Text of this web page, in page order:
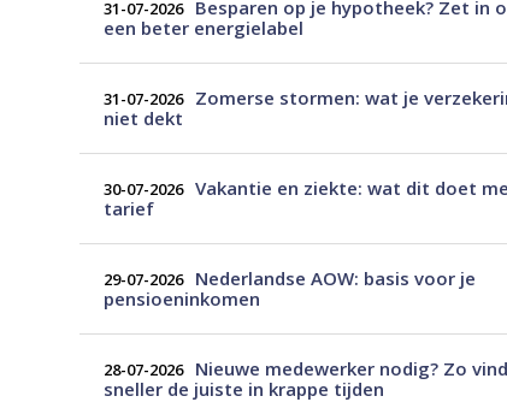
31-07-2026
Besparen op je hypotheek? Zet in
een beter energielabel
31-07-2026
Zomerse stormen: wat je
niet dekt
30-07-2026 Vakantie en ziekte: wat dit doet
tarief
29-07-2026
Nederlandse AOW: basis voor je
pensioeninkomen
28-07-2026
Nieuwe medewerker nodig? Zo
sneller de juiste in krappe tijden